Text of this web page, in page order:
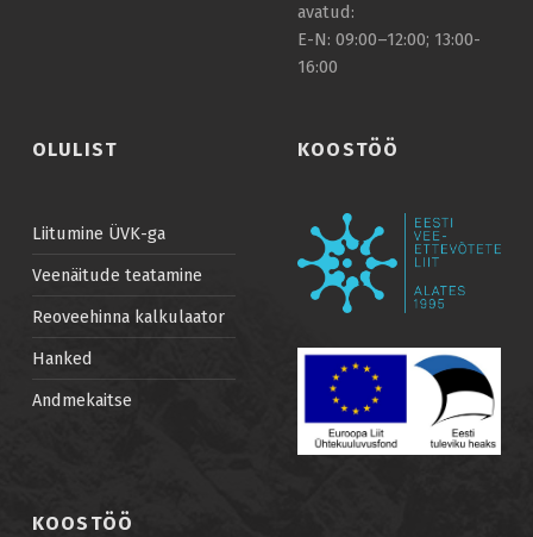
avatud:
E-N: 09:00–12:00; 13:00-
16:00
OLULIST
Liitumine ÜVK-ga
Veenäitude teatamine
Reoveehinna kalkulaator
Hanked
Andmekaitse
KOOSTÖÖ
KOOSTÖÖ